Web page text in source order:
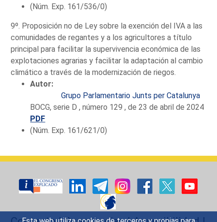
(Núm. Exp. 161/536/0)
9º. Proposición no de Ley sobre la exención del IVA a las
comunidades de regantes y a los agricultores a título
principal para facilitar la supervivencia económica de las
explotaciones agrarias y facilitar la adaptación al cambio
climático a través de la modernización de riegos.
Autor:
Grupo Parlamentario Junts per Catalunya
BOCG, serie D , número 129 , de 23 de abril de 2024
PDF
(Núm. Exp. 161/621/0)